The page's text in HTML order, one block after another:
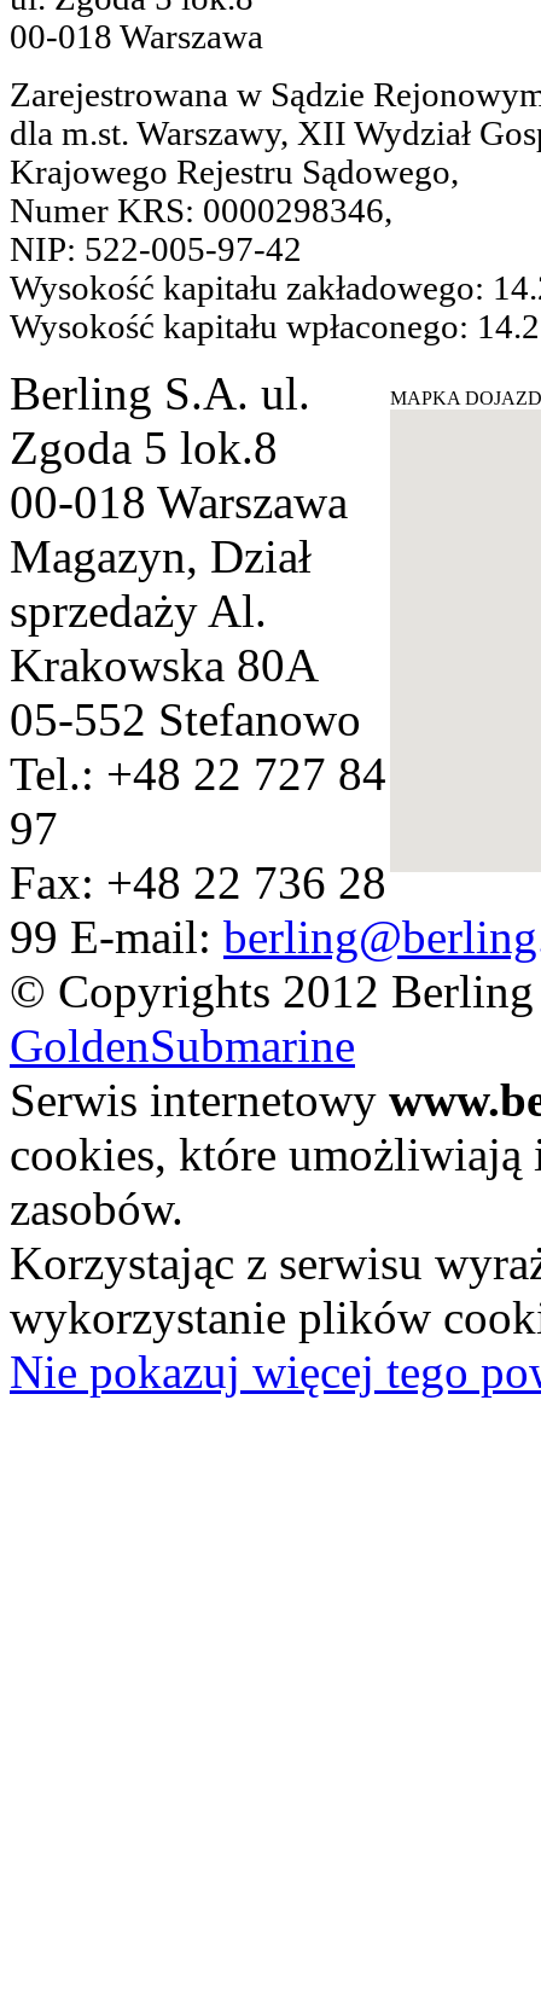
00-018 Warszawa
Zarejestrowana w Sądzie
dla m.st. Warszawy, XII Wydział
Krajowego Rejestru Sądowego,
Numer KRS: 0000298346,
NIP: 522-005-97-42
Wysokość kapitału zakładowego:
Wysokość kapitału wpłaconego:
MAPKA
Berling S.A. ul.
Zgoda 5 lok.8
00-018 Warszawa
Magazyn, Dział
sprzedaży Al.
Krakowska 80A
05-552 Stefanowo
Tel.: +48 22 727 84
97
Fax: +48 22 736 28
99 E-mail:
© Copyrights 2012
GoldenSubmarine
Serwis internetowy
cookies, które umożliwiają
zasobów.
Korzystając z serwisu
wykorzystanie plików
Nie pokazuj więcej tego